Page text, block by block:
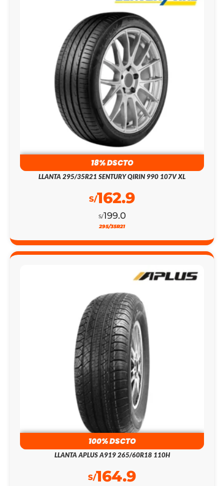
18% DSCTO
LLANTA 295/35R21 SENTURY QIRIN 990 107V XL
S/199.0
S/162.9
295/35R21
100% DSCTO
LLANTA APLUS A919 265/60R18 110H
S/164.9